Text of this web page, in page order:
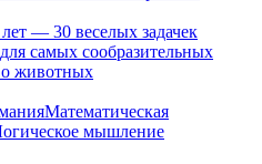
— 30 веселых задачек
самых сообразительных
о животных
Математическая
мышление